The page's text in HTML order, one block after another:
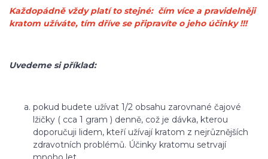
Každopádně vždy platí to stejné: čím více a pravidelněji
kratom užíváte, tím dříve se připravíte o jeho účinky !!!
Uvedeme si příklad:
pokud budete užívat 1/2 obsahu zarovnané čajové
lžičky ( cca 1 gram ) denně, což je dávka, kterou
doporučuji lidem, kteří užívají kratom z nejrůznějších
zdravotních problémů. Účinky kratomu setrvají